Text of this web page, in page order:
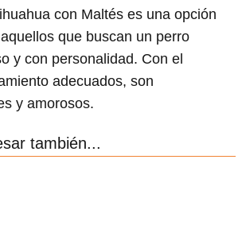
con Maltés es una opción
que buscan un perro
y con personalidad. Con el
adecuados, son
y amorosos.
también...